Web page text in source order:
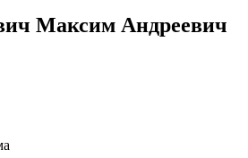
Максим Андреевич